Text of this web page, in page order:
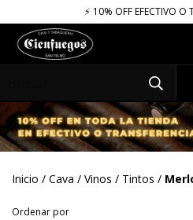
⚡​​​ 10% OFF EFECTIVO O
Inicio / Cava / Vinos / Tintos /
Ordenar por